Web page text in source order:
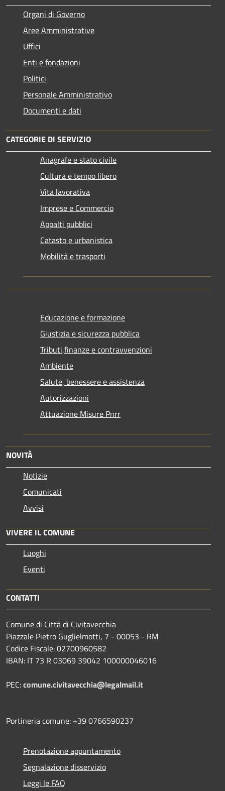
Organi di Governo
Aree Amministrative
Uffici
Enti e fondazioni
Politici
Personale Amministrativo
Documenti e dati
CATEGORIE DI SERVIZIO
Anagrafe e stato civile
Cultura e tempo libero
Vita lavorativa
Imprese e Commercio
Appalti pubblici
Catasto e urbanistica
Mobilità e trasporti
Educazione e formazione
Giustizia e sicurezza pubblica
Tributi,finanze e contravvenzioni
Ambiente
Salute, benessere e assistenza
Autorizzazioni
Attuazione Misure Pnrr
NOVITÀ
Notizie
Comunicati
Avvisi
VIVERE IL COMUNE
Luoghi
Eventi
CONTATTI
Comune di Città di Civitavecchia
Piazzale Pietro Guglielmotti, 7 - 00053 - RM
Codice Fiscale: 02700960582
IBAN: IT 73 R 03069 39042 100000046016
PEC:comune.civitavecchia@legalmail.it
Portineria comune: +39 0766590237
Prenotazione appuntamento
Segnalazione disservizio
Leggi le FAQ